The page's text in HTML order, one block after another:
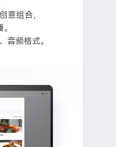
意组合，
音频格式。